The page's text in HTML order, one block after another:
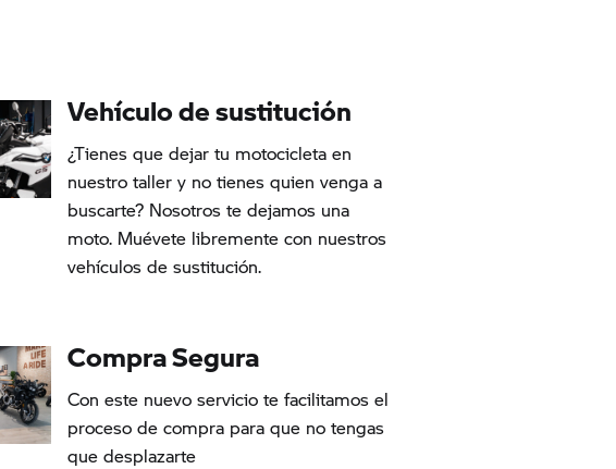
Vehículo de sustitución
¿Tienes que dejar tu motocicleta en
nuestro taller y no tienes quien venga a
buscarte? Nosotros te dejamos una
moto. Muévete libremente con nuestros
vehículos de sustitución.
Compra Segura
Con este nuevo servicio te facilitamos el
proceso de compra para que no tengas
que desplazarte